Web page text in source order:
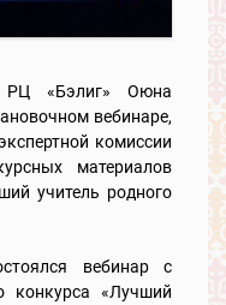
РЦ «Бэлиг» Оюна
вебинаре,
комиссии
материалов
учитель родного
вебинар с
конкурса «Лучший